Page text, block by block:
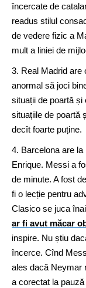
încercate de
readus stilul
de vedere fizic a
mult a liniei de
3. Real Madrid are
anormal să joci
situații de poartă și
situațiile de poartă
decît foarte puține.
4. Barcelona are
Enrique. Messi a
de minute. A fost
fi o lecție pentru
Clasico se juca
ar fi avut măcar
inspire. Nu știu
încerce. Cînd
ales dacă Neymar
a corectat la